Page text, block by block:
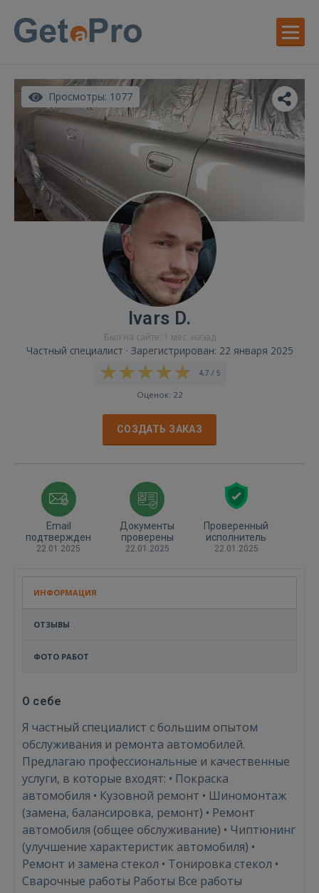
Просмотры: 1077
Ivars D.
Был на сайте: 1 мес. назад
Частный специалист · Зарегистрирован: 22 января 2025
4,7 / 5
Оценок: 22
СОЗДАТЬ ЗАКАЗ
Email
подтвержден
22.01.2025
Документы
проверены
22.01.2025
Проверенный
исполнитель
22.01.2025
ИНФОРМАЦИЯ
ОТЗЫВЫ
ФОТО РАБОТ
О себе
Я частный специалист с большим опытом
обслуживания и ремонта автомобилей.
Предлагаю профессиональные и качественные
услуги, в которые входят: • Покраска
автомобиля • Кузовной ремонт • Шиномонтаж
(замена, балансировка, ремонт) • Ремонт
автомобиля (общее обслуживание) • Чиптюнинг
(улучшение характеристик автомобиля) •
Ремонт и замена стекол • Тонировка стекол •
Сварочные работы Работы Все работы